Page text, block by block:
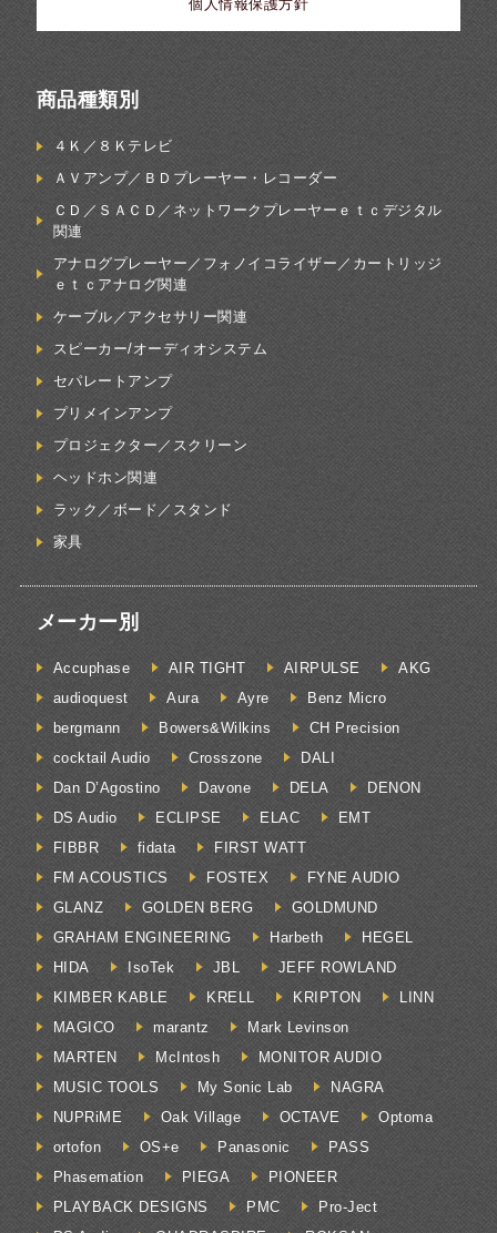
個人情報保護方針
商品種類別
４Ｋ／８Ｋテレビ
ＡＶアンプ／ＢＤプレーヤー・レコーダー
ＣＤ／ＳＡＣＤ／ネットワークプレーヤーｅｔｃデジタル
関連
アナログプレーヤー／フォノイコライザー／カートリッジ
ｅｔｃアナログ関連
ケーブル／アクセサリー関連
スピーカー/オーディオシステム
セパレートアンプ
プリメインアンプ
プロジェクター／スクリーン
ヘッドホン関連
ラック／ボード／スタンド
家具
メーカー別
Accuphase AIR TIGHT AIRPULSE
AKG
audioquest
Aura Ayre
Benz Micro
bergmann
Bowers&Wilkins
CH Precision
cocktail Audio
Crosszone
DALI
Dan D’Agostino
Davone DELA
DENON
DS Audio
ECLIPSE ELAC
EMT
FIBBR
fidata
FIRST WATT
FM ACOUSTICS
FOSTEX
FYNE AUDIO
GLANZ
GOLDEN BERG
GOLDMUND
GRAHAM ENGINEERING
Harbeth
HEGEL
HIDA
IsoTek JBL
JEFF ROWLAND
KIMBER KABLE
KRELL KRIPTON
LINN
MAGICO
marantz
Mark Levinson
MARTEN
McIntosh
MONITOR AUDIO
MUSIC TOOLS
My Sonic Lab
NAGRA
NUPRiME
Oak Village OCTAVE
Optoma
ortofon
OS+e Panasonic
PASS
Phasemation
PIEGA
PIONEER
PLAYBACK DESIGNS
PMC
Pro-Ject